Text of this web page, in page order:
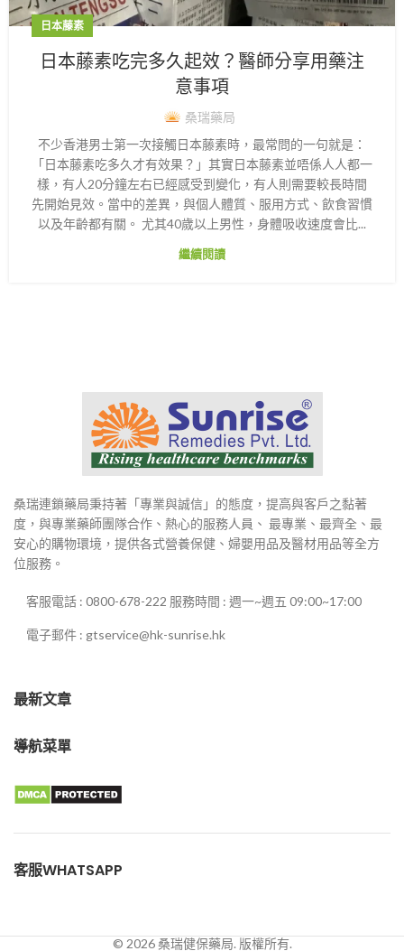
日本藤素
日本藤素吃完多久起效？醫師分享用藥注
意事項
桑瑞藥局
不少香港男士第一次接觸日本藤素時，最常問的一句就是：
「日本藤素吃多久才有效果？」其實日本藤素並唔係人人都一
樣，有人20分鐘左右已經感受到變化，有人則需要較長時間
先開始見效。當中的差異，與個人體質、服用方式、飲食習慣
以及年齡都有關。 尤其40歲以上男性，身體吸收速度會比...
繼續閱讀
桑瑞連鎖藥局秉持著「專業與誠信」的態度，提高與客戶之黏著
度，與專業藥師團隊合作、熱心的服務人員、 最專業、最齊全、最
安心的購物環境，提供各式營養保健、婦嬰用品及醫材用品等全方
位服務。
客服電話 : 0800-678-222 服務時間 : 週一~週五 09:00~17:00
電子郵件 : gtservice@hk-sunrise.hk
最新文章
導航菜單
客服WHATSAPP
© 2026 桑瑞健保藥局. 版權所有.